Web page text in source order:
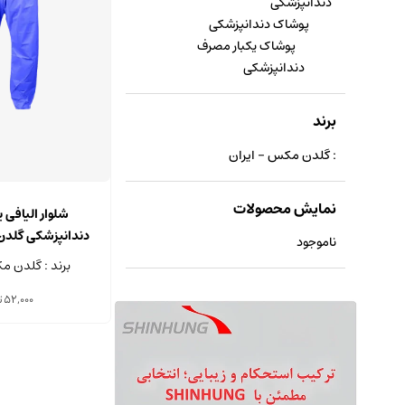
پوشاک دندانپزشکی
پوشاک یکبار مصرف
دندانپزشکی
برند
: گلدن مکس - ایران
نمایش محصولات
ناموجود
شلوار
برند : گلدن
52,000